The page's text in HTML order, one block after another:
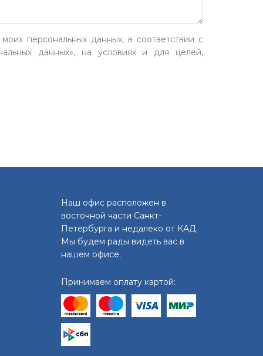
персональных данных, в соответствии с
данных», на условиях и для целей,
Наш офис расположен в
восточной части Санкт-
Петербурга и недалеко от КАД.
Мы будем рады видеть вас в
нашем офисе.
Принимаем оплату картой: